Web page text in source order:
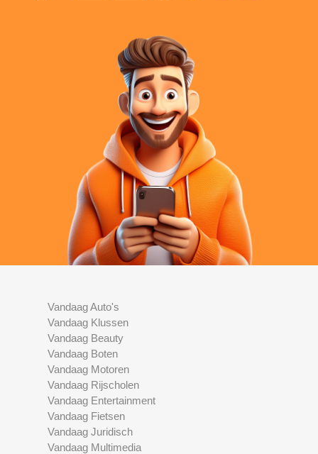
Vandaag Auto's
Vandaag Klussen
Vandaag Beauty
Vandaag Boten
Vandaag Motoren
Vandaag Rijscholen
Vandaag Entertainment
Vandaag Fietsen
Vandaag Juridisch
Vandaag Multimedia